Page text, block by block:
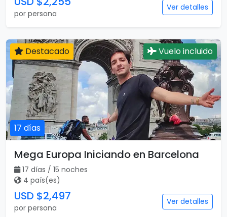
por persona
Ver detalles
17 días
Destacado Vuelo incluido
Mega Europa Iniciando en Barcelona
17 días / 15 noches
4 país(es)
USD $2,497
por persona
Ver detalles